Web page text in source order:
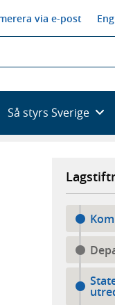
via e-post
Så styrs Sverige